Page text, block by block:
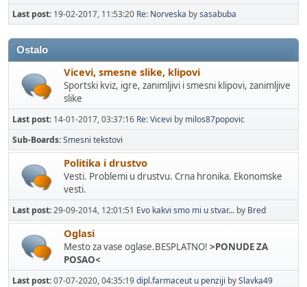
Last post: 19-02-2017, 11:53:20 Re: Norveska bysasabuba
Ostalo
Vicevi, smesne slike, klipovi
Sportski kviz, igre, zanimljivi i smesni klipovi, zanimljive
slike
Last post: 14-01-2017, 03:37:16 Re: Vicevi by milos87popovic
Sub-Boards Smesni tekstovi
Politika i drustvo
Vesti. Problemi u drustvu. Crna hronika. Ekonomske
vesti.
Last post:29-09-2014, 12:01:51 Evo kakvi smo mi u stvar... by Bred
Oglasi
Mesto za vase oglase.BESPLATNO! >PONUDE ZA
POSAO<
Last post:07-07-2020, 04:35:19dipl.farmaceut u penziji bySlavka49